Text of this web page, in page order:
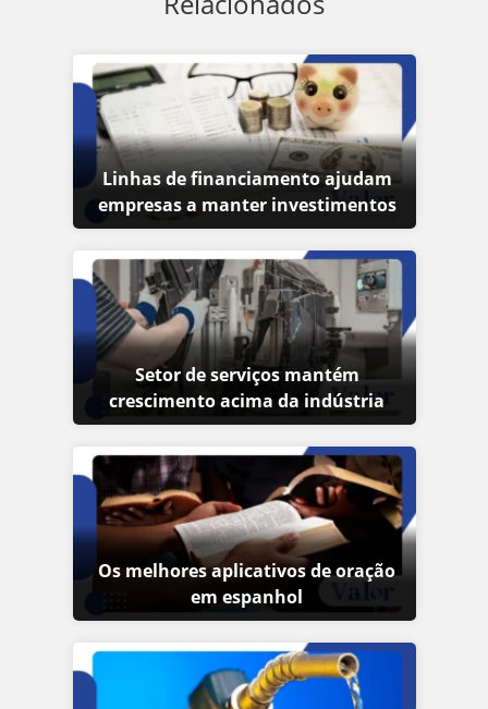
Linhas de financiamento ajudam
empresas a manter investimentos
Setor de serviços mantém
crescimento acima da indústria
Os melhores aplicativos de oração
em espanhol